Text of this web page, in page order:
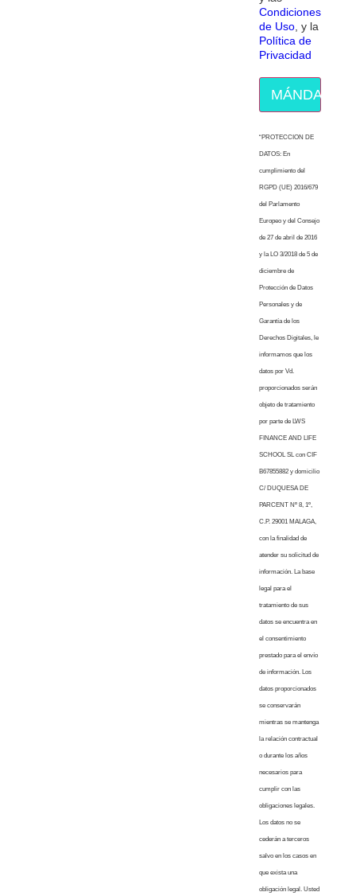
Condiciones
de Uso, y la
Política de
Privacidad
MÁNDAME
“PROTECCION DE
DATOS: En
cumplimiento del
RGPD (UE) 2016/679
del Parlamento
Europeo y del Consejo
de 27 de abril de 2016
y la LO 3/2018 de 5 de
diciembre de
Protección de Datos
Personales y de
Garantía de los
Derechos Digitales, le
informamos que los
datos por Vd.
proporcionados serán
objeto de tratamiento
por parte de LWS
FINANCE AND LIFE
SCHOOL SL con CIF
B67855882 y domicilio
C/ DUQUESA DE
PARCENT Nº 8, 1º,
C.P. 29001 MALAGA,
con la finalidad de
atender su solicitud de
información. La base
legal para el
tratamiento de sus
datos se encuentra en
el consentimiento
prestado para el envío
de información. Los
datos proporcionados
se conservarán
mientras se mantenga
la relación contractual
o durante los años
necesarios para
cumplir con las
obligaciones legales.
Los datos no se
cederán a terceros
salvo en los casos en
que exista una
obligación legal. Usted